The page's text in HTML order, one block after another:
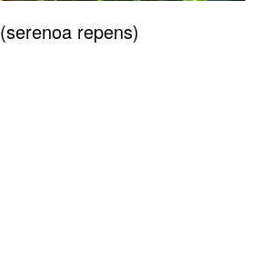
repens)